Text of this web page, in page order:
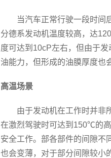
当汽车正常行驶一段时间后
分德系发动机温度较高，达
度可达到10cP左右，但由于
油能力，但形成的油膜厚度也
高温场景
由于发动机在工作时并非所
在激烈驾驶时可达到150℃的
安全工作。部各部件的间隙不
也会变薄，对于部分间隙较小